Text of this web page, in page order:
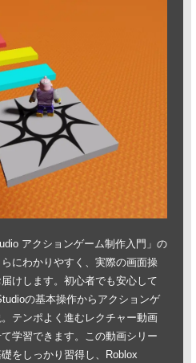
アクションゲーム制作入門」の
にわかりやすく、実際の画面操
けします。初心者でも安心して
の基本操作からアクションゲ
テンポよく進むレクチャー動画
学習できます。この動画シリー
をしっかり習得し、Roblox